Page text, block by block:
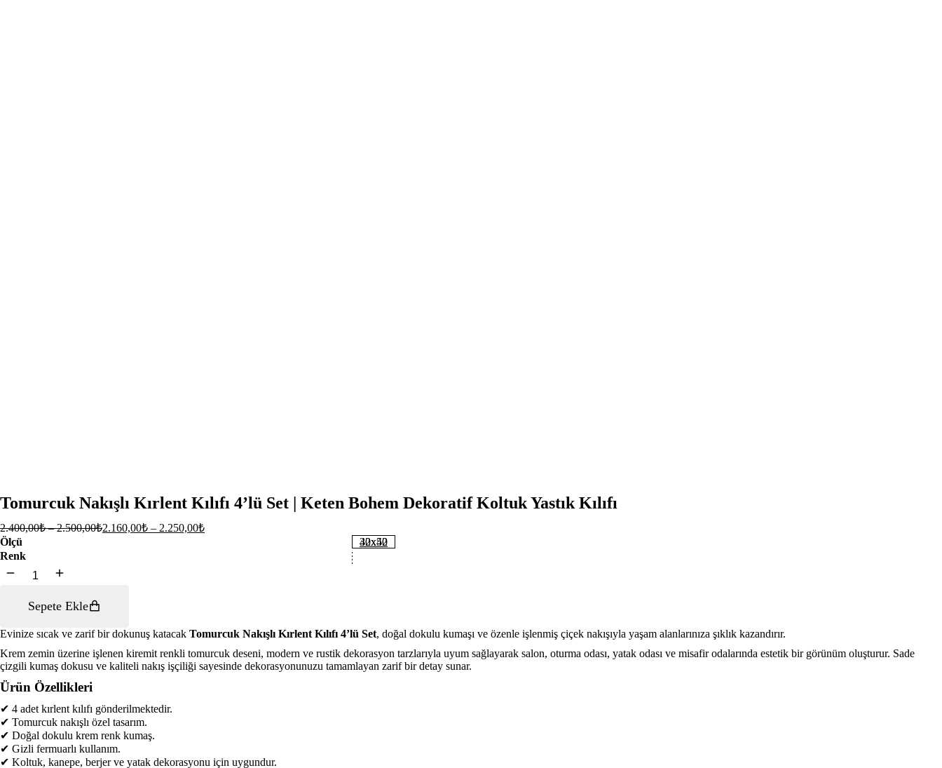
Tomurcuk Nakışlı Kırlent Kılıfı 4’lü Set | Keten Bohem Dekoratif Koltuk Yastık Kılıfı
2.400,00₺ –2.500,00₺Fiyat
2.160,00₺ – 2.250,00₺Fiyat
Ölçü 30x50
42x42
Renk
Tomurcuk
Set
Keten
Bohem
Dekoratif
Koltuk
Yastık
Kılıfı
adet
Sepete Ekle
Evinize sıcak ve zarif bir dokunuş katacak Tomurcuk Nakışlı Kırlent Kılıfı 4’lü Set, doğal dokulu kumaşı ve özenle işlenmiş çiçek nakışıyla yaşam alanlarınıza şıklık kazandırır.
Krem zemin üzerine işlenen kiremit renkli tomurcuk deseni, modern ve rustik dekorasyon tarzlarıyla uyum sağlayarak salon, oturma odası, yatak odası ve misafir odalarında estetik bir görünüm oluşturur. Sade
çizgili kumaş dokusu ve kaliteli nakış işçiliği sayesinde dekorasyonunuzu tamamlayan zarif bir detay sunar.
Ürün Özellikleri
✔ 4 adet kırlent kılıfı gönderilmektedir.
✔ Tomurcuk nakışlı özel tasarım.
✔ Doğal dokulu krem renk kumaş.
✔ Gizli fermuarlı kullanım.
✔ Koltuk, kanepe, berjer ve yatak dekorasyonu için uygundur.